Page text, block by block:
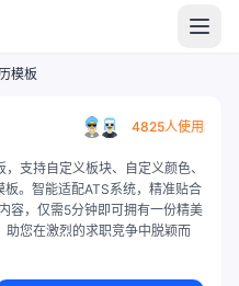
模板
4825人使用
支持自定义板块、自定义颜色、
。智能适配ATS系统，精准贴合
容，仅需5分钟即可拥有一份精美
助您在激烈的求职竞争中脱颖而